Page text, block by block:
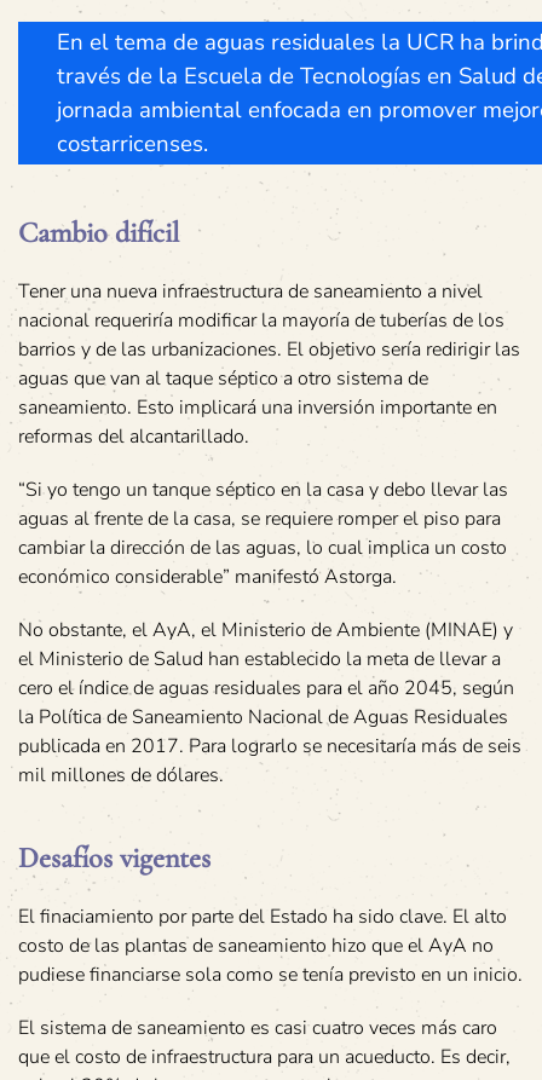
En el tema de aguas residuales la UCR ha
través de la Escuela de Tecnologías en Salud
jornada ambiental enfocada en promover
costarricenses.
Cambio difícil
Tener una nueva infraestructura de saneamiento a nivel
nacional requeriría modificar la mayoría de tuberías de los
barrios y de las urbanizaciones. El objetivo sería redirigir las
aguas que van al taque séptico a otro sistema de
saneamiento. Esto implicará una inversión importante en
reformas del alcantarillado.
“Si yo tengo un tanque séptico en la casa y debo llevar las
aguas al frente de la casa, se requiere romper el piso para
cambiar la dirección de las aguas, lo cual implica un costo
económico considerable” manifestó Astorga.
No obstante, el AyA, el Ministerio de Ambiente (MINAE) y
el Ministerio de Salud han establecido la meta de llevar a
cero el índice de aguas residuales para el año 2045, según
la Política de Saneamiento Nacional de Aguas Residuales
publicada en 2017. Para lograrlo se necesitaría más de seis
mil millones de dólares.
Desafíos vigentes
El finaciamiento por parte del Estado ha sido clave. El alto
costo de las plantas de saneamiento hizo que el AyA no
pudiese financiarse sola como se tenía previsto en un inicio.
El sistema de saneamiento es casi cuatro veces más caro
que el costo de infraestructura para un acueducto. Es decir,